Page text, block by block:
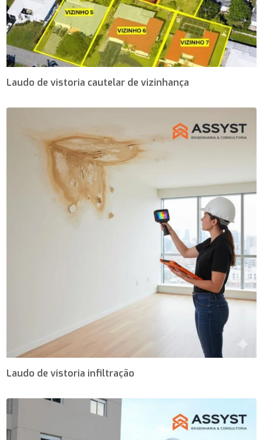
Laudo de vistoria cautelar de vizinhança
Laudo de vistoria infiltração